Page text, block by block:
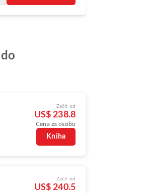
Začít od
US$ 238.8
Cena za osobu
Kniha
Začít od
US$ 240.5